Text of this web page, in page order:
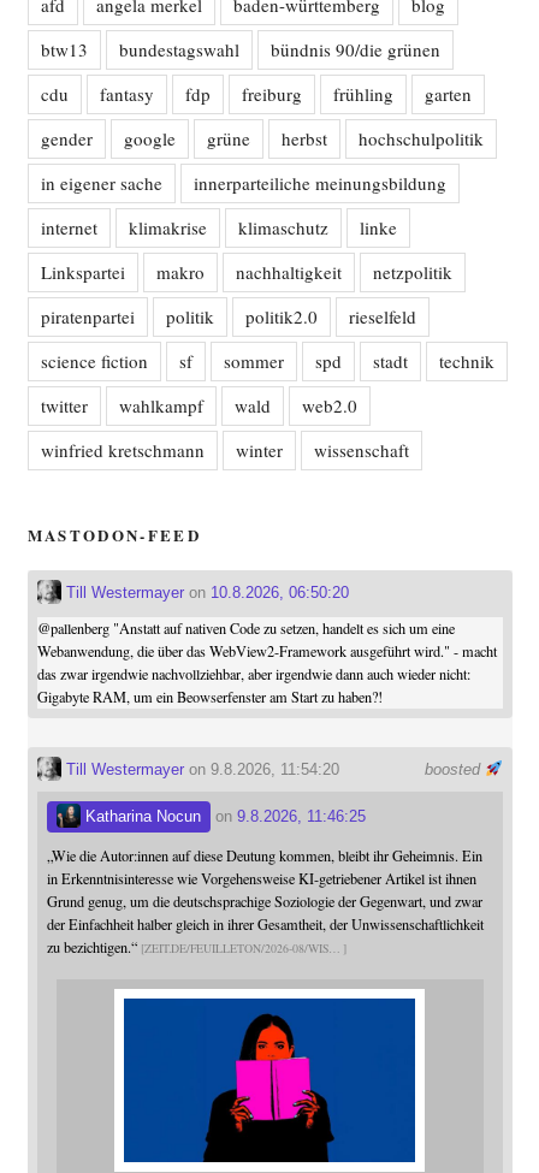
afd angela merkel baden-württemberg
blog
btw13
bundestagswahl
bündnis 90/die grünen
cdu
fantasy fdp freiburg frühling
garten
gender
google grüne herbst
hochschulpolitik
in eigener sache
innerparteiliche meinungsbildung
internet
klimakrise klimaschutz
linke
Linkspartei
makro nachhaltigkeit
netzpolitik
piratenpartei
politik politik2.0
rieselfeld
science fiction
sf sommer spd stadt
technik
twitter
wahlkampf wald
web2.0
winfried kretschmann
winter wissenschaft
MASTODON-FEED
Till Westermayeron 10.8.2026, 06:50:20
@pallenberg"Anstatt auf nativen Code zu setzen, handelt es sich um eine
Webanwendung, die über das WebView2-Framework ausgeführt wird." - macht
das zwar irgendwie nachvollziehbar, aber irgendwie dann auch wieder nicht:
Gigabyte RAM, um ein Beowserfenster am Start zu haben?!
boosted
Till Westermayeron 9.8.2026, 11:54:20
Katharina Nocun on 9.8.2026, 11:46:25
„Wie die Autor:innen auf diese Deutung kommen, bleibt ihr Geheimnis. Ein
in Erkenntnisinteresse wie Vorgehensweise KI-getriebener Artikel ist ihnen
Grund genug, um die deutschsprachige Soziologie der Gegenwart, und zwar
der Einfachheit halber gleich in ihrer Gesamtheit, der Unwissenschaftlichkeit
zu bezichtigen.“ ZEIT.DE/FEUILLETON/2026-08/WIS